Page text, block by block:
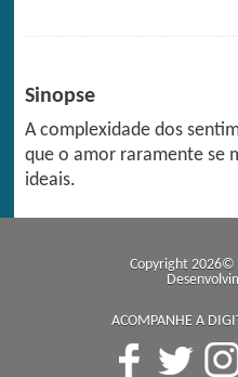
Sinopse
A complexidade dos
que o amor raramente se
ideais.
Copyright 2026©
ACOMPANHE A